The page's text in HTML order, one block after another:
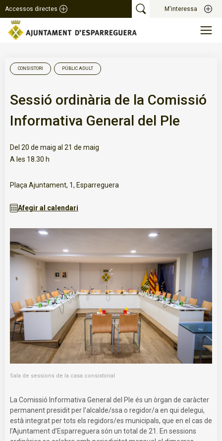
Accessos directes M'interessa
CONSISTORI PÚBLIC ADULT
Sessió ordinària de la Comissió
Informativa General del Ple
Del 20 de maig al 21 de maig
A les 18.30 h
Plaça Ajuntament, 1, Esparreguera
Afegir al calendari
Sala de sessions de la casa consistorial
La Comissió Informativa General del Ple és un òrgan de caràcter
permanent presidit per l'alcalde/ssa o regidor/a en qui delegui,
està integrat per tots els regidors/es municipals, que en el cas de
l’Ajuntament d’Esparreguera són un total de 21. En sessions